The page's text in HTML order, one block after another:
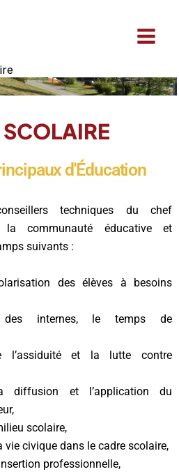
SCOLAIRE
d'Éducation
techniques du chef
la communauté éducative et
suivants :
des élèves à besoins
des internes, le temps de
l’assiduité et la lutte contre
diffusion et l’application du
scolaire,
civique dans le cadre scolaire,
professionnelle,